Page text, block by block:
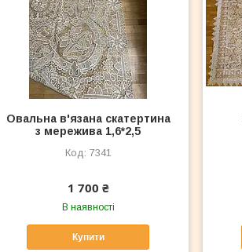
Овальна в'язана скатертина
з мережива 1,6*2,5
7341
1 700 ₴
В наявності
Купити